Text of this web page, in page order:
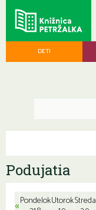
DETI
Podujatia
«PondelokUtorokStreda